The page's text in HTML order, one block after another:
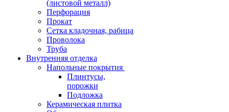
(листовой металл)
Перфорация
Прокат
Сетка кладочная, рабица
Проволока
Труба
Внутренняя отделка
Напольные покрытия
Плинтусы,
порожки
Подложка
Керамическая плитка